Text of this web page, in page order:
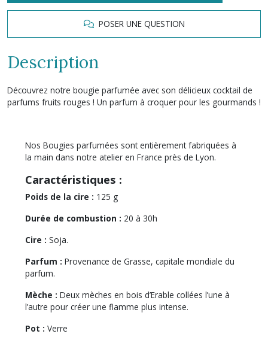
POSER UNE QUESTION
Description
Découvrez notre bougie parfumée avec son délicieux cocktail de
parfums fruits rouges ! Un parfum à croquer pour les gourmands !
Nos Bougies parfumées sont entièrement fabriquées à
la main dans notre atelier en France près de Lyon.
Caractéristiques :
Poids de la cire : 125 g
Durée de combustion : 20 à 30h
Cire : Soja.
Parfum : Provenance de Grasse, capitale mondiale du
parfum.
Mèche : Deux mèches en bois d’Erable collées l’une à
l’autre pour créer une flamme plus intense.
Pot : Verre